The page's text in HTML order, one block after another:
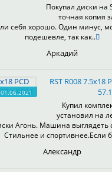
Покупал диски на
точная копия
себя хорошо. Один минус,
подешевле, так как..
Аркадий
01.06.2021
RST R008 7.5x18
Купил
установил на
Агонь. Машина выглядеть
Стильнее и спортивнее.Если
Александр